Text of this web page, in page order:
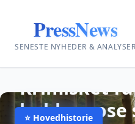
PressNews
SENESTE NYHEDER & ANALYSER
⭐ Hovedhistorie
Krimisket
bukkemose